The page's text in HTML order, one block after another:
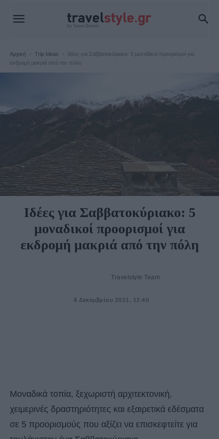
Αρχική Trip Ideas
Ιδέες για Σαββατοκύριακο: 5 μοναδικοί προορισμοί για
εκδρομή μακριά από την πόλη
Trip Ideas
Ιδέες για Σαββατοκύριακο: 5
μοναδικοί προορισμοί για
εκδρομή μακριά από την πόλη
Travelstyle Team
6 Δεκεμβρίου 2021, 12:40
Μοναδικά τοπία, ξεχωριστή αρχιτεκτονική,
χειμερινές δραστηριότητες και εξαιρετικά εδέσματα
σε 5 προορισμούς που αξίζει να επισκεφτείτε για